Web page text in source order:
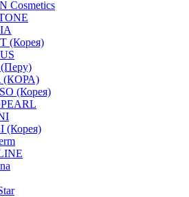
Cosmetics
(Корея)
(КОРА)
(Корея)
(Корея)